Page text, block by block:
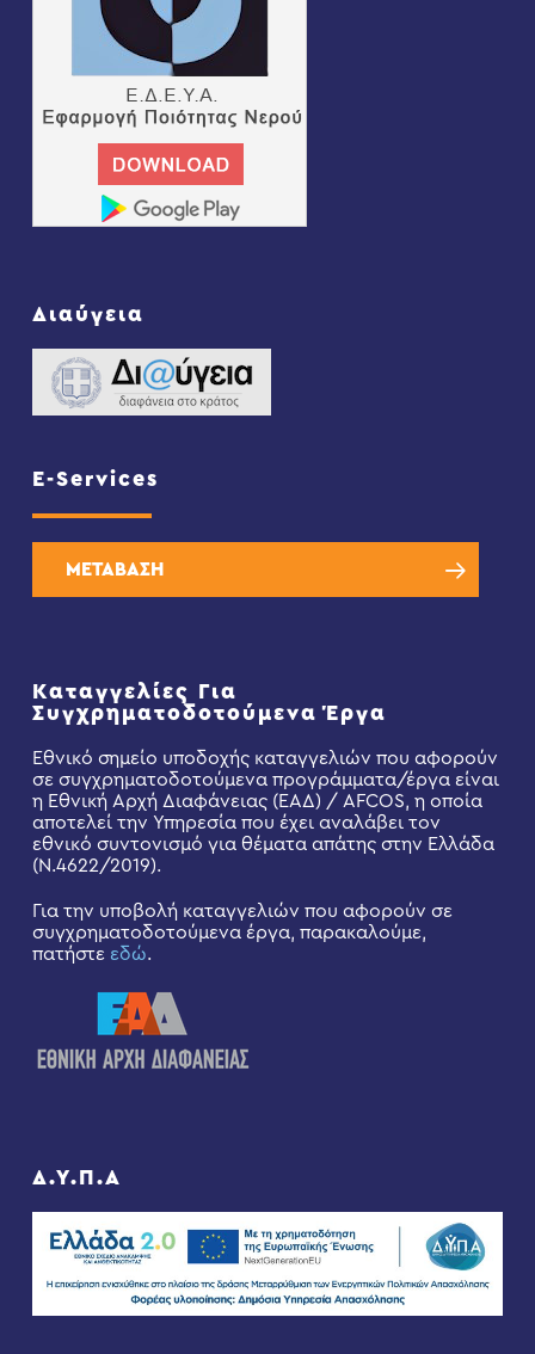
Διαύγεια
E-Services
ΜΕΤΑΒΑΣΗ
Καταγγελίες Για
Συγχρηματοδοτούμενα Έργα
Εθνικό σημείο υποδοχής καταγγελιών που αφορούν
σε συγχρηματοδοτούμενα προγράμματα/έργα είναι
η Εθνική Αρχή Διαφάνειας (ΕΑΔ) / AFCOS, η οποία
αποτελεί την Υπηρεσία που έχει αναλάβει τον
εθνικό συντονισμό για θέματα απάτης στην Ελλάδα
(Ν.4622/2019).
Για την υποβολή καταγγελιών που αφορούν σε
συγχρηματοδοτούμενα έργα, παρακαλούμε,
πατήστε εδώ.
Δ.Υ.Π.Α